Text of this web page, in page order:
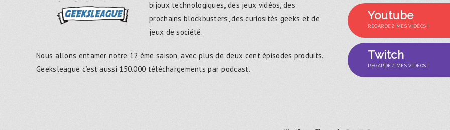
bijoux technologiques, des jeux vidéos, des
prochains blockbusters, des curiosités geeks et de
jeux de société.
Nous allons entamer notre 12 ème saison, avec plus de deux cent épisodes produits.
Geeksleague c’est aussi 150.000 téléchargements par podcast.
Youtube
REGARDEZ MES VIDÉOS !
Twitch
REGARDEZ MES VIDÉOS !